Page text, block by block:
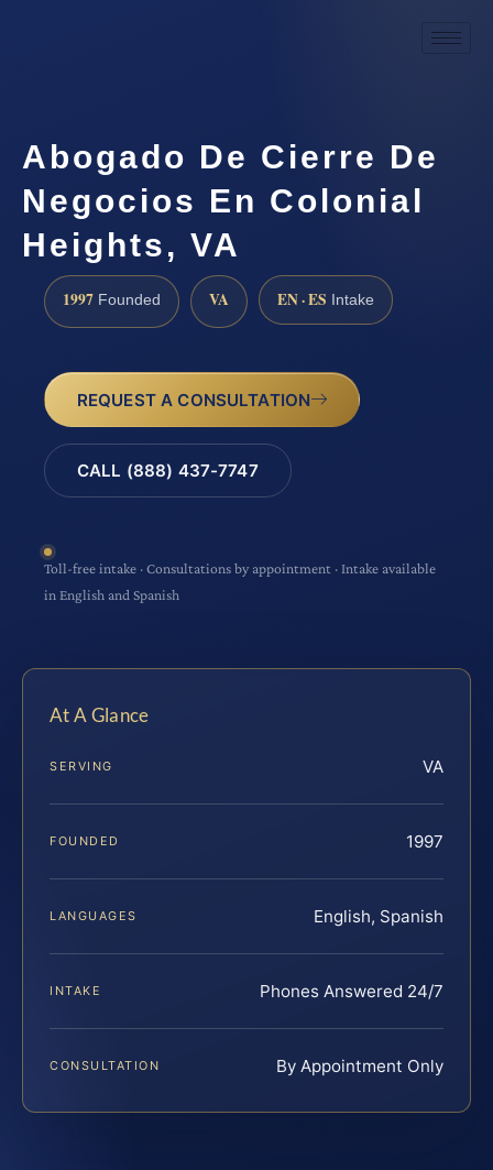
Abogado De Cierre De
Negocios En Colonial
Heights, VA
1997 Founded VA EN · ES Intake
REQUEST A CONSULTATION
CALL (888) 437-7747
Toll-free intake · Consultations by appointment · Intake available
in English and Spanish
At A Glance
SERVING VA
FOUNDED 1997
LANGUAGES English, Spanish
INTAKE Phones Answered 24/7
CONSULTATION By Appointment Only